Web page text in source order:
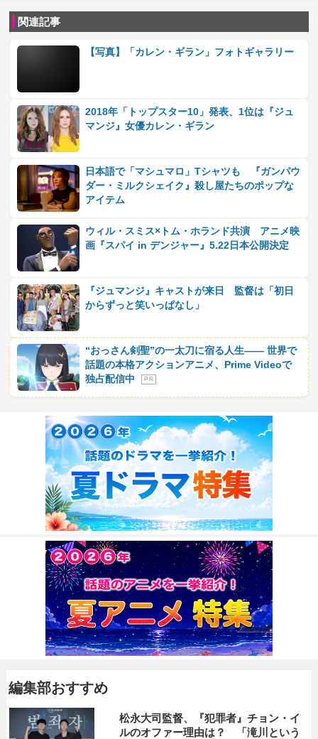
関連記事
【写真】「カレン・ギラン」フォトギャラリー
2018年「トップスター10」発表、1位は『ジュ
マンジ』女優カレン・ギラン
日本語で「マシュマロ」Tシャツも 『ガンパウ
ダー・ミルクシェイク』殺し屋たちのポップな
アイテム
ウィル・スミス×トム・ホランド共演 アニメ映
画『スパイ in デンジャー』5.22日本公開決定
『ジュマンジ』キャストが来日 監督は「初日
からずっと笑いっぱなし」
“おっさん剣聖”の一太刀に宿る人生―― 世界で
話題の本格アクションアニメ、Prime Videoで
独占配信中
P R
編集部おすすめ
松永大司監督、『犯罪者』チョン・イ
ルのオファー理由は？ 「滝川という